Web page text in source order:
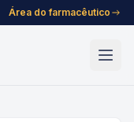
Área do farmacêutico